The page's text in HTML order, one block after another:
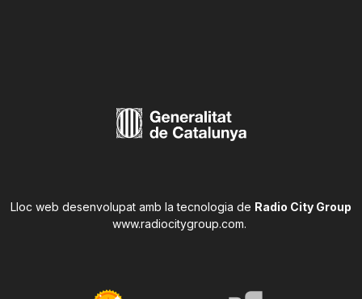
Lloc web desenvolupat amb la tecnologia de Radio City Group
www.radiocitygroup.com.